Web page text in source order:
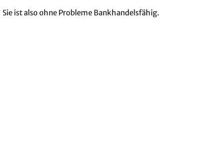
Sie ist also ohne Probleme Bankhandelsfähig.